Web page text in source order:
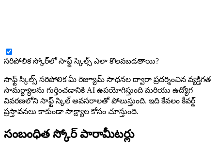
సరిపోలిక స్కోర్‌లో సాఫ్ట్ స్కిల్స్ ఎలా కొలవబడతాయి?
సాఫ్ట్ స్కిల్స్ సరిపోలిక మీ రెజ్యూమ్ సాధనల ద్వారా ప్రదర్శించిన వ్యక్తిగత
సామర్థ్యాలను గుర్తించడానికి AI ఉపయోగిస్తుంది మరియు ఉద్యోగ
వివరణలోని సాఫ్ట్ స్కిల్ అవసరాలతో పోలుస్తుంది. ఇది కేవలం కీవర్డ్
ప్రస్తావనలు కాకుండా సాక్ష్యాల కోసం చూస్తుంది.
సంబంధిత స్కోర్ పారామీటర్లు